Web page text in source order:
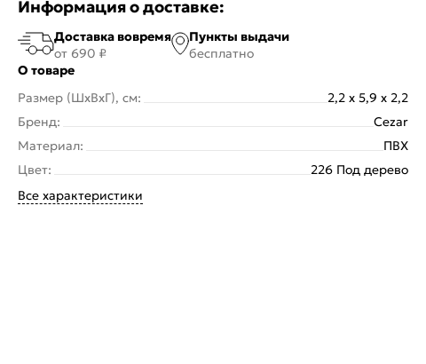
Информация о доставке:
Доставка вовремя
от 690 ₽
Пункты выдачи
бесплатно
О товаре
Размер (ШхВхГ), см:
2,2 x 5,9 x 2,2
Бренд:
Cezar
Материал:
ПВХ
Цвет:
226 Под дерево
Все характеристики